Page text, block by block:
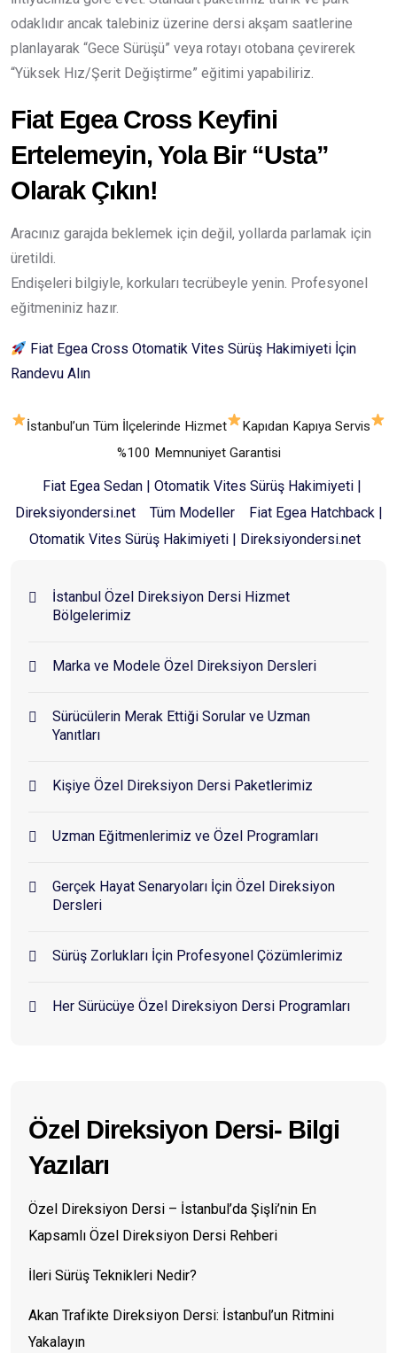
odaklıdır ancak talebiniz üzerine dersi akşam saatlerine
planlayarak “Gece Sürüşü” veya rotayı otobana çevirerek
“Yüksek Hız/Şerit Değiştirme” eğitimi yapabiliriz.
Fiat Egea Cross Keyfini
Ertelemeyin, Yola Bir “Usta”
Olarak Çıkın!
Aracınız garajda beklemek için değil, yollarda parlamak için
üretildi.
Endişeleri bilgiyle, korkuları tecrübeyle yenin. Profesyonel
eğitmeniniz hazır.
Fiat Egea Cross Otomatik Vites Sürüş Hakimiyeti İçin
Randevu Alın
İstanbul’un Tüm İlçelerinde Hizmet
Kapıdan Kapıya Servis
%100 Memnuniyet Garantisi
Fiat Egea Sedan | Otomatik Vites Sürüş Hakimiyeti |
Direksiyondersi.net
Tüm Modeller
Fiat Egea Hatchback |
Otomatik Vites Sürüş Hakimiyeti | Direksiyondersi.net
İstanbul Özel Direksiyon Dersi Hizmet
Bölgelerimiz
Marka ve Modele Özel Direksiyon Dersleri
Sürücülerin Merak Ettiği Sorular ve Uzman
Yanıtları
Kişiye Özel Direksiyon Dersi Paketlerimiz
Uzman Eğitmenlerimiz ve Özel Programları
Gerçek Hayat Senaryoları İçin Özel Direksiyon
Dersleri
Sürüş Zorlukları İçin Profesyonel Çözümlerimiz
Her Sürücüye Özel Direksiyon Dersi Programları
Özel Direksiyon Dersi- Bilgi
Yazıları
Özel Direksiyon Dersi – İstanbul’da Şişli’nin En
Kapsamlı Özel Direksiyon Dersi Rehberi
İleri Sürüş Teknikleri Nedir?
Akan Trafikte Direksiyon Dersi: İstanbul’un Ritmini
Yakalayın